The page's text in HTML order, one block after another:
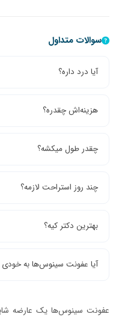
سوالات متداول
آیا درد داره؟
هزینه‌اش چقدره؟
چقدر طول میکشه؟
چند روز استراحت لازمه؟
بهترین دکتر کیه؟
آیا عفونت سینوس‌ها به خودی
عفونت سینوس‌ها یک عارضه